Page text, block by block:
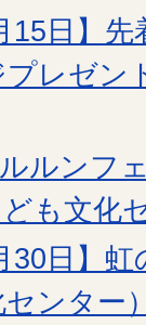
15日】
プレゼン
ルルンフ
も文化
30日】
ンター